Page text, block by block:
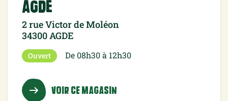
Agde
2 rue Victor de Moléon
34300 AGDE
Ouvert De 08h30 à 12h30
VOIR CE MAGASIN